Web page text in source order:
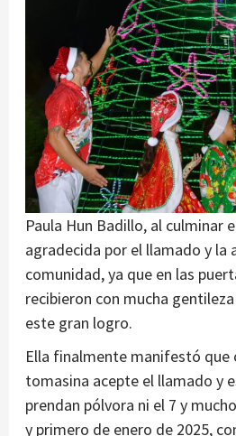
Paula Hun Badillo, al culminar
agradecida por el llamado y la
comunidad, ya que en las
recibieron con mucha
este gran logro.
Ella finalmente manifestó que
tomasina acepte el llamado y
prendan pólvora ni el 7 y
y primero de enero de 2025,